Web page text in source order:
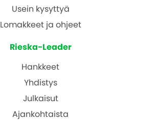
Usein kysyttyä
Lomakkeet ja ohjeet
Rieska-Leader
Hankkeet
Yhdistys
Julkaisut
Ajankohtaista